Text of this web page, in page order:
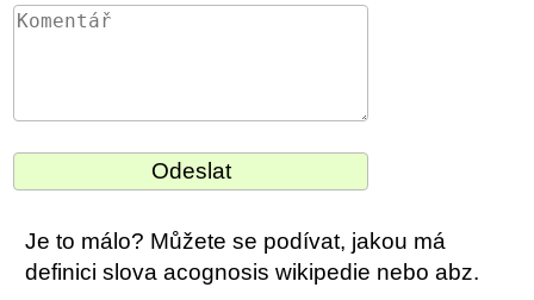
Je to málo? Můžete se podívat, jakou má
definici slova acognosis wikipedie nebo abz.